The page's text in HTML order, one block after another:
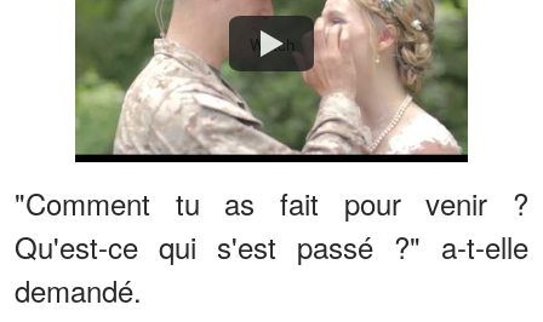
Watch
"Comment tu as fait pour venir ?
Qu'est-ce qui s'est passé ?" a-t-elle
demandé.